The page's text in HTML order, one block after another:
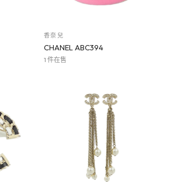
香奈兒
CHANEL ABC394
1 件在售